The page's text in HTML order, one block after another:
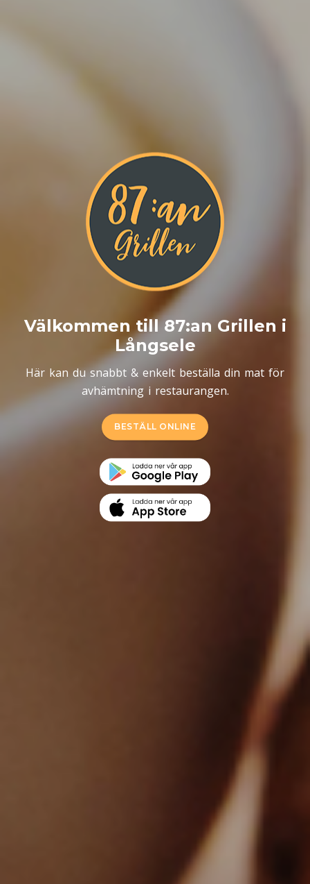
Välkommen till 87:an Grillen i
Långsele
Här kan du snabbt & enkelt beställa din mat för
avhämtning i restaurangen.
BESTÄLL ONLINE